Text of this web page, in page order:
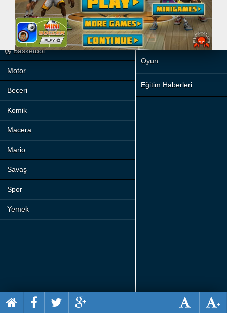
Angry Birds
Silah
Basketbol
Motor
Beceri
Komik
Macera
Mario
Savaş
Spor
Yemek
Hızlı Okuma Testi
Hesaplamalar
Oyun
Eğitim Haberleri
+
-